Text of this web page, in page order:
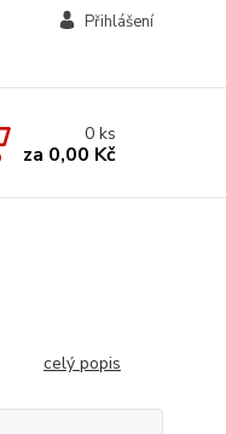
Přihlášení
0ks
za 0,00 Kč
celý popis